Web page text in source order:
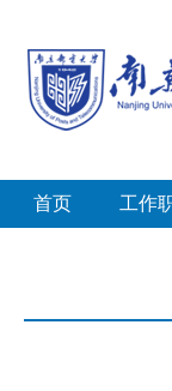
首页 工作